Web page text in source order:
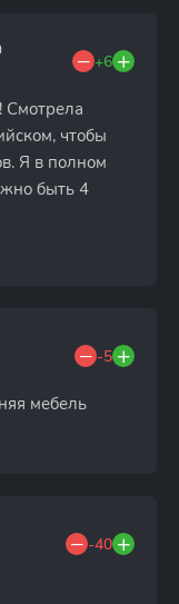
+6
чтобы
Я в полном
быть 4
-5
мебель
-40